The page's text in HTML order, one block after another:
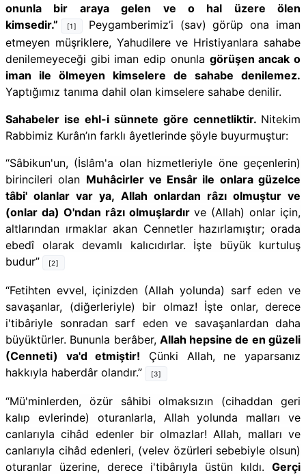
onunla bir araya gelen ve o hal üzere ölen
kimsedir.”
[1]
Peygamberimiz’i (sav) görüp ona iman
etmeyen müşriklere, Yahudilere ve Hristiyanlara sahabe
denilemeyeceği gibi iman edip onunla görüşen ancak o
iman ile ölmeyen kimselere de sahabe denilemez.
Yaptığımız tanıma dahil olan kimselere sahabe denilir.
Sahabeler ise ehl-i sünnete göre cennetliktir. Nitekim
Rabbimiz Kurân’ın farklı âyetlerinde şöyle buyurmuştur:
“Sâbikun'un, (İslâm'a olan hizmetleriyle öne geçenlerin)
birincileri olan Muhâcirler ve Ensâr ile onlara güzelce
tâbi' olanlar var ya, Allah onlardan râzı olmuştur ve
(onlar da) O'ndan râzı olmuşlardırve (Allah) onlar için,
altlarından ırmaklar akan Cennetler hazırlamıştır; orada
ebedî olarak devamlı kalıcıdırlar. İşte büyük kurtuluş
budur” [2]
“Fetihten evvel, içinizden (Allah yolunda) sarf eden ve
savaşanlar, (diğerleriyle) bir olmaz! İşte onlar, derece
i'tibâriyle sonradan sarf eden ve savaşanlardan daha
büyüktürler. Bununla berâber, Allah hepsine de en güzeli
(Cenneti) va'd etmiştir! Çünki Allah, ne yaparsanız
hakkıyla haberdâr olandır.”
[3]
“Mü'minlerden, özür sâhibi olmaksızın (cihaddan geri
kalıp evlerinde) oturanlarla, Allah yolunda malları ve
canlarıyla cihâd edenler bir olmazlar! Allah, malları ve
canlarıyla cihâd edenleri, (velev özürleri sebebiyle olsun)
oturanlar üzerine, derece i'tibârıyla üstün kıldı. Gerçi